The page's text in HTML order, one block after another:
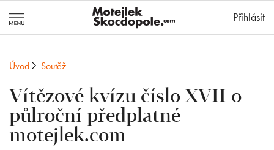
Přihlásit
Úvod Soutěž
Vítězové kvízu číslo XVII o
půlroční předplatné
motejlek.com